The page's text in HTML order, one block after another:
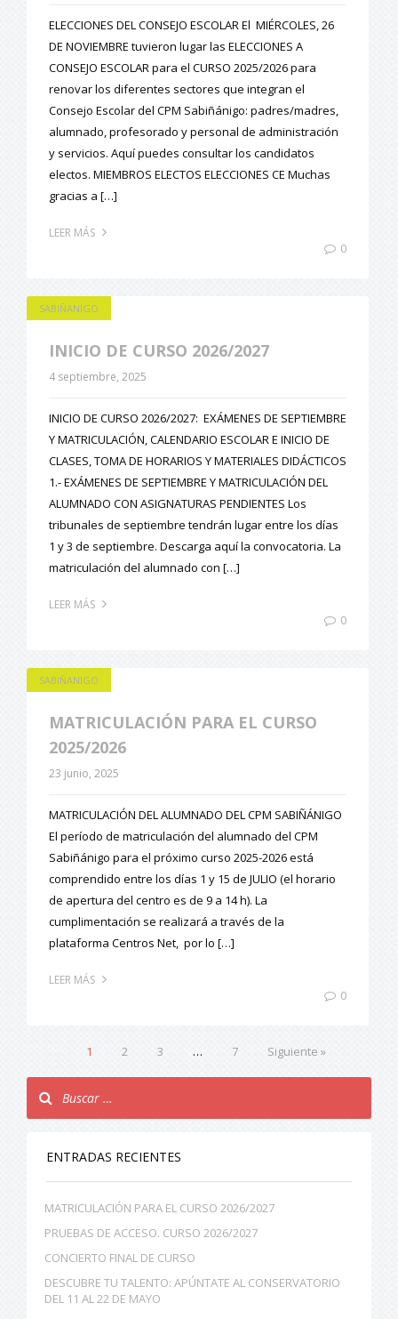
ELECCIONES DEL CONSEJO ESCOLAR El MIÉRCOLES, 26
DE NOVIEMBRE tuvieron lugar las ELECCIONES A
CONSEJO ESCOLAR para el CURSO 2025/2026 para
renovar los diferentes sectores que integran el
Consejo Escolar del CPM Sabiñánigo: padres/madres,
alumnado, profesorado y personal de administración
y servicios. Aquí puedes consultar los candidatos
electos. MIEMBROS ELECTOS ELECCIONES CE Muchas
gracias a […]
LEER MÁS
0
SABIÑANIGO
INICIO DE CURSO 2026/2027
4 septiembre, 2025
INICIO DE CURSO 2026/2027: EXÁMENES DE SEPTIEMBRE
Y MATRICULACIÓN, CALENDARIO ESCOLAR E INICIO DE
CLASES, TOMA DE HORARIOS Y MATERIALES DIDÁCTICOS
1.- EXÁMENES DE SEPTIEMBRE Y MATRICULACIÓN DEL
ALUMNADO CON ASIGNATURAS PENDIENTES Los
tribunales de septiembre tendrán lugar entre los días
1 y 3 de septiembre. Descarga aquí la convocatoria. La
matriculación del alumnado con […]
LEER MÁS
0
SABIÑANIGO
MATRICULACIÓN PARA EL CURSO
2025/2026
23 junio, 2025
MATRICULACIÓN DEL ALUMNADO DEL CPM SABIÑÁNIGO
El período de matriculación del alumnado del CPM
Sabiñánigo para el próximo curso 2025-2026 está
comprendido entre los días 1 y 15 de JULIO (el horario
de apertura del centro es de 9 a 14 h). La
cumplimentación se realizará a través de la
plataforma Centros Net, por lo […]
LEER MÁS
0
1 2 3 … 7 Siguiente »
ENTRADAS RECIENTES
MATRICULACIÓN PARA EL CURSO 2026/2027
PRUEBAS DE ACCESO. CURSO 2026/2027
CONCIERTO FINAL DE CURSO
DESCUBRE TU TALENTO: APÚNTATE AL CONSERVATORIO
DEL 11 AL 22 DE MAYO